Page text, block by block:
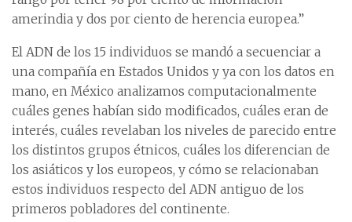
amerindia y dos por ciento de herencia europea.”
El ADN de los 15 individuos se mandó a secuenciar a
una compañía en Estados Unidos y ya con los datos en
mano, en México analizamos computacionalmente
cuáles genes habían sido modificados, cuáles eran de
interés, cuáles revelaban los niveles de parecido entre
los distintos grupos étnicos, cuáles los diferencian de
los asiáticos y los europeos, y cómo se relacionaban
estos individuos respecto del ADN antiguo de los
primeros pobladores del continente.